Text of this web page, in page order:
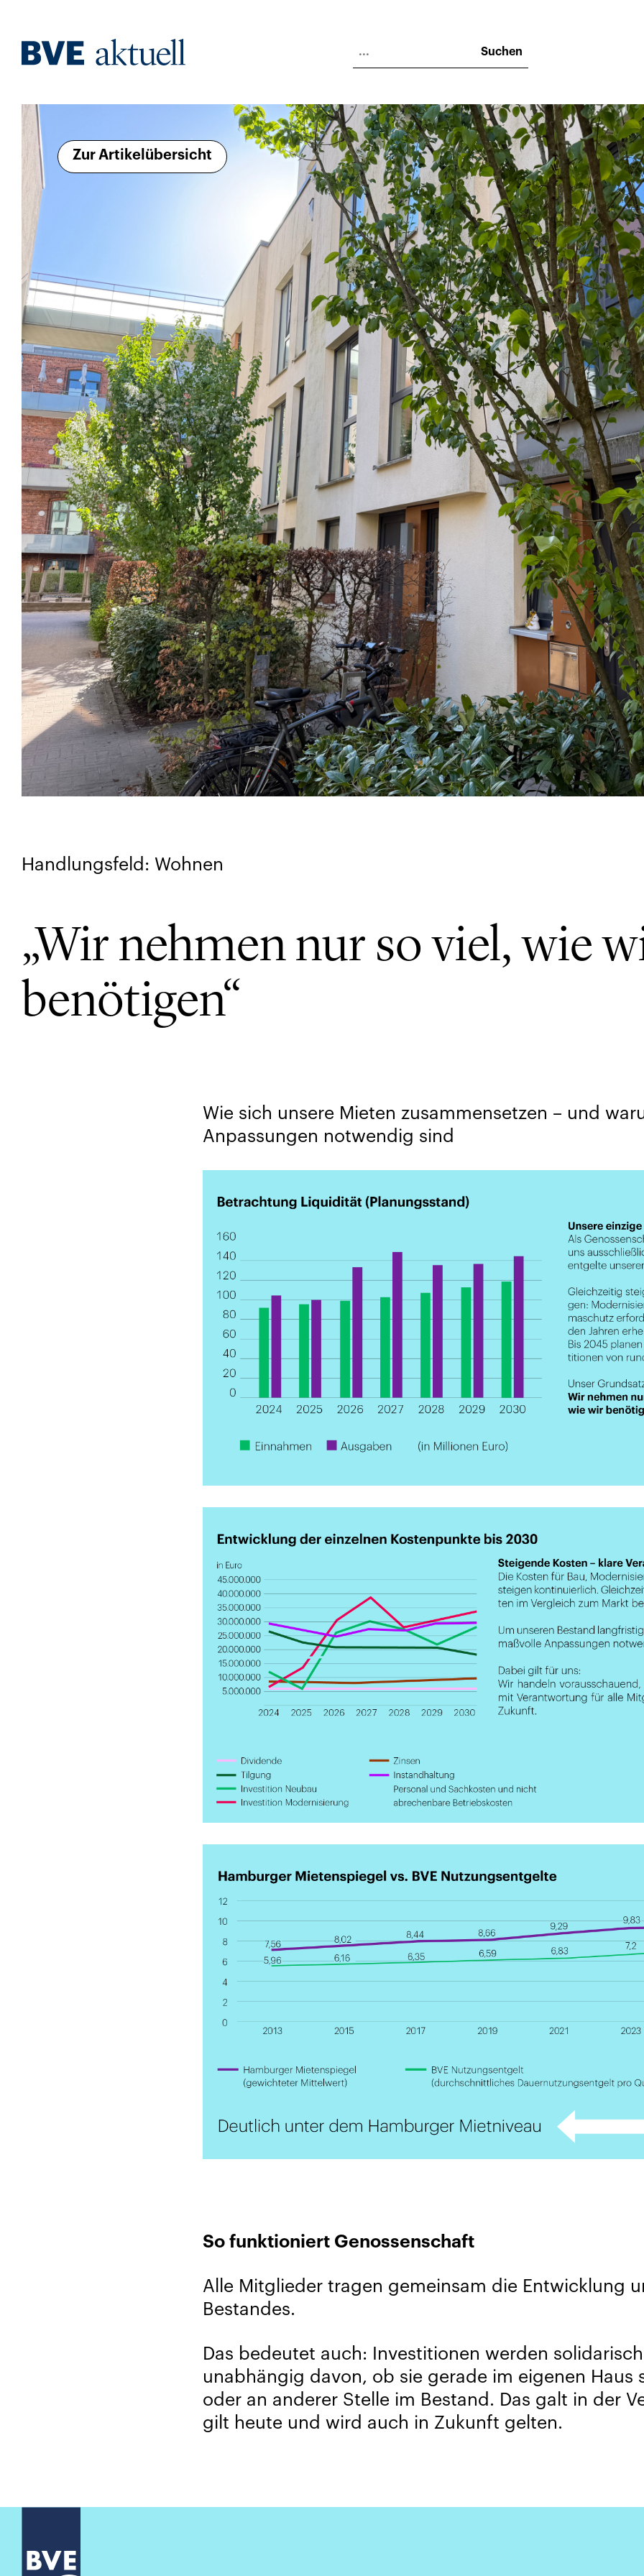
Suchen
Zur Artikelübersicht
Handlungsfeld: Wohnen
„Wir nehmen nur so viel, wie
benötigen“
Wie sich unsere Mieten zusammensetzen – und
Anpassungen notwendig sind
So funktioniert Genossenschaft
Alle Mitglieder tragen gemeinsam die Entwicklung
Bestandes.
Das bedeutet auch: Investitionen werden
unabhängig davon, ob sie gerade im eigenen Haus
oder an anderer Stelle im Bestand. Das galt in der
gilt heute und wird auch in Zukunft gelten.